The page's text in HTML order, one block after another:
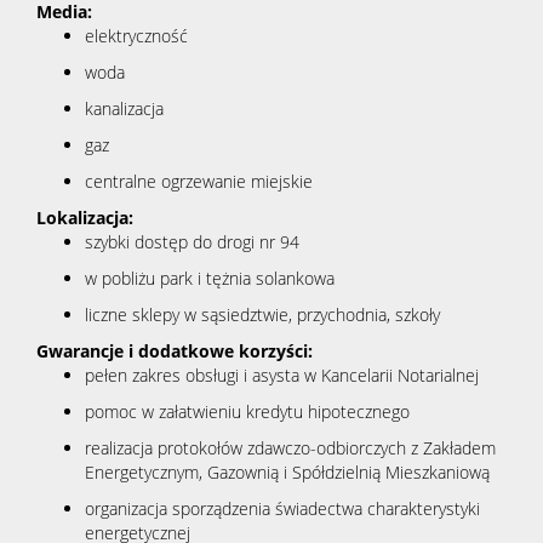
Media:
elektryczność
woda
kanalizacja
gaz
centralne ogrzewanie miejskie
Lokalizacja:
szybki dostęp do drogi nr 94
w pobliżu park i tężnia solankowa
liczne sklepy w sąsiedztwie, przychodnia, szkoły
Gwarancje i dodatkowe korzyści:
pełen zakres obsługi i asysta w Kancelarii Notarialnej
pomoc w załatwieniu kredytu hipotecznego
realizacja protokołów zdawczo-odbiorczych z Zakładem
Energetycznym, Gazownią i Spółdzielnią Mieszkaniową
organizacja sporządzenia świadectwa charakterystyki
energetycznej